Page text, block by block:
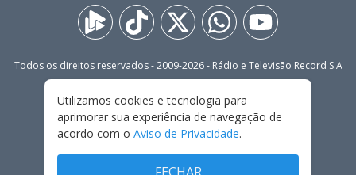
Todos os direitos reservados - 2009-2026- Rádio e Televisão Record S.A
FALE CONOSCO
PRIVACIDADE
TERMOS E CONDIÇÕES DE USO
Utilizamos cookies e tecnologia para
aprimorar sua experiência de navegação de
acordo com o Aviso de Privacidade.